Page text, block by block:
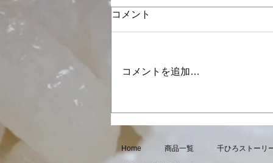
コメント
コメントを追加…
Home 商品一覧 千ひろストーリ